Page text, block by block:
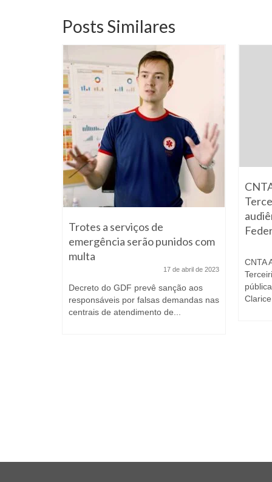
Posts Similares
Trotes a serviços de
emergência serão punidos com
multa
17 de abril de 2023
Decreto do GDF prevê sanção aos
responsáveis por falsas demandas nas
centrais de atendimento de...
CNTA